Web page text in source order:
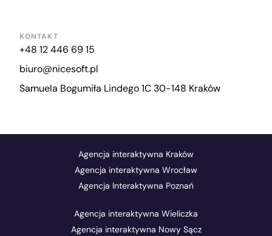
KONTAKT
+48 12 446 69 15
biuro@nicesoft.pl
Samuela Bogumiła Lindego 1C 30-148 Kraków
Agencja interaktywna Kraków
Agencja interaktywna Wrocław
Agencja Interaktywna Poznań
Agencja interaktywna Wieliczka
Agencja interaktywna Nowy Sącz